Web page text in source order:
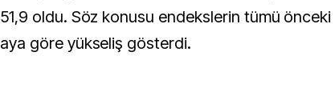
51,9 oldu. Söz konusu endekslerin tümü önceki
aya göre yükseliş gösterdi.